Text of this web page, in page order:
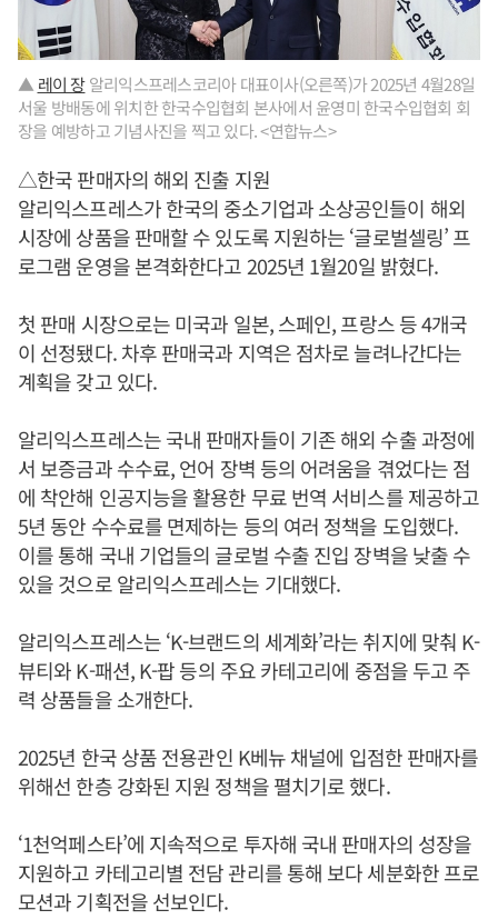
▲ 레이 장알리익스프레스코리아 대표이사(오른쪽)가 2025년 4월28일
서울 방배동에 위치한 한국수입협회 본사에서 윤영미 한국수입협회 회
장을 예방하고 기념사진을 찍고 있다. <연합뉴스>
△한국 판매자의 해외 진출 지원
알리익스프레스가 한국의 중소기업과 소상공인들이 해외
시장에 상품을 판매할 수 있도록 지원하는 ‘글로벌셀링’ 프
로그램 운영을 본격화한다고 2025년 1월20일 밝혔다.
첫 판매 시장으로는 미국과 일본, 스페인, 프랑스 등 4개국
이 선정됐다. 차후 판매국과 지역은 점차로 늘려나간다는
계획을 갖고 있다.
알리익스프레스는 국내 판매자들이 기존 해외 수출 과정에
서 보증금과 수수료, 언어 장벽 등의 어려움을 겪었다는 점
에 착안해 인공지능을 활용한 무료 번역 서비스를 제공하고
5년 동안 수수료를 면제하는 등의 여러 정책을 도입했다.
이를 통해 국내 기업들의 글로벌 수출 진입 장벽을 낮출 수
있을 것으로 알리익스프레스는 기대했다.
알리익스프레스는 ‘K-브랜드의 세계화’라는 취지에 맞춰 K-
뷰티와 K-패션, K-팝 등의 주요 카테고리에 중점을 두고 주
력 상품들을 소개한다.
2025년 한국 상품 전용관인 K베뉴 채널에 입점한 판매자를
위해선 한층 강화된 지원 정책을 펼치기로 했다.
‘1천억페스타’에 지속적으로 투자해 국내 판매자의 성장을
지원하고 카테고리별 전담 관리를 통해 보다 세분화한 프로
모션과 기획전을 선보인다.